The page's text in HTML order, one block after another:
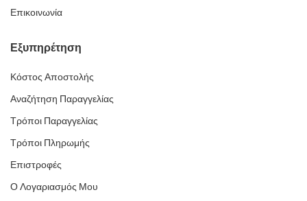
Επικοινωνία
Εξυπηρέτηση
Κόστος Αποστολής
Αναζήτηση Παραγγελίας
Τρόποι Παραγγελίας
Τρόποι Πληρωμής
Επιστροφές
Ο Λογαριασμός Μου